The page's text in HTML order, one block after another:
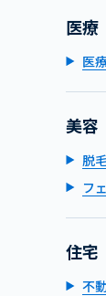
医療
医
美容
脱
フ
住宅
不